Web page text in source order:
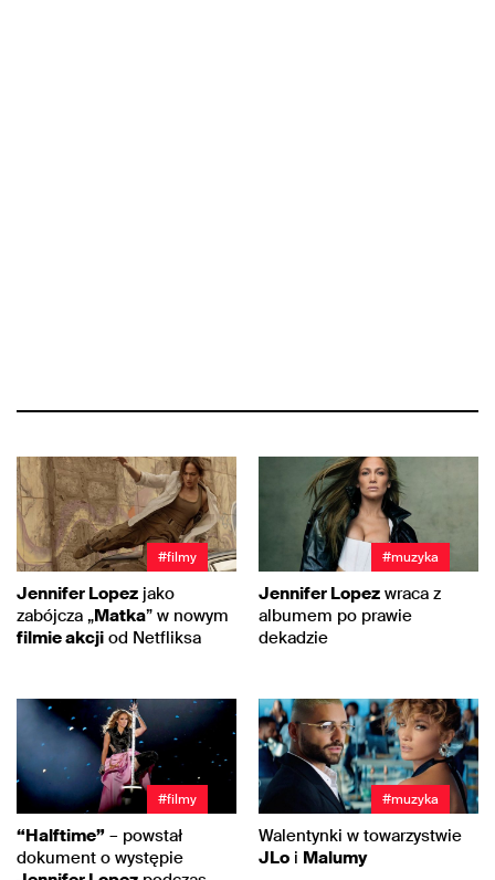
#filmy
Jennifer Lopez jako
zabójcza „Matka” w nowym
filmie akcji od Netfliksa
#muzyka
Jennifer Lopez wraca z
albumem po prawie
dekadzie
#filmy
“Halftime” – powstał
dokument o występie
#muzyka
Walentynki w towarzystwie
JLo i Malumy